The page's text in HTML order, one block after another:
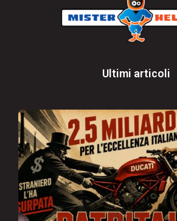
Ultimi articoli